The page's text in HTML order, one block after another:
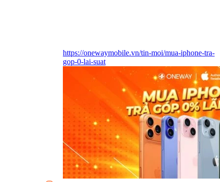
https://onewaymobile.vn/tin-moi/mua-iphone-tra-
gop-0-lai-suat